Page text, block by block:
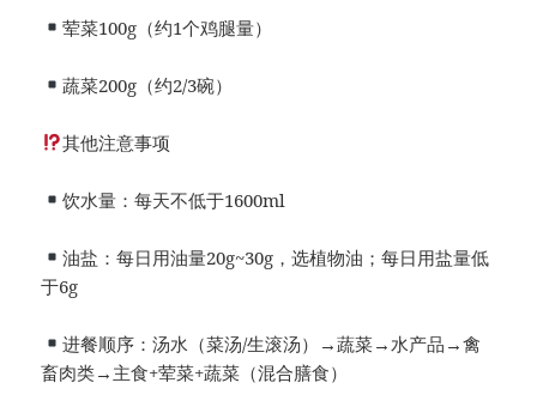
荤菜100g（约1个鸡腿量）
蔬菜200g（约2/3碗）
其他注意事项
饮水量：每天不低于1600ml
油盐：每日用油量20g~30g，选植物油；每日用盐量低
于6g
进餐顺序：汤水（菜汤/生滚汤）→蔬菜→水产品→禽
畜肉类→主食+荤菜+蔬菜（混合膳食）